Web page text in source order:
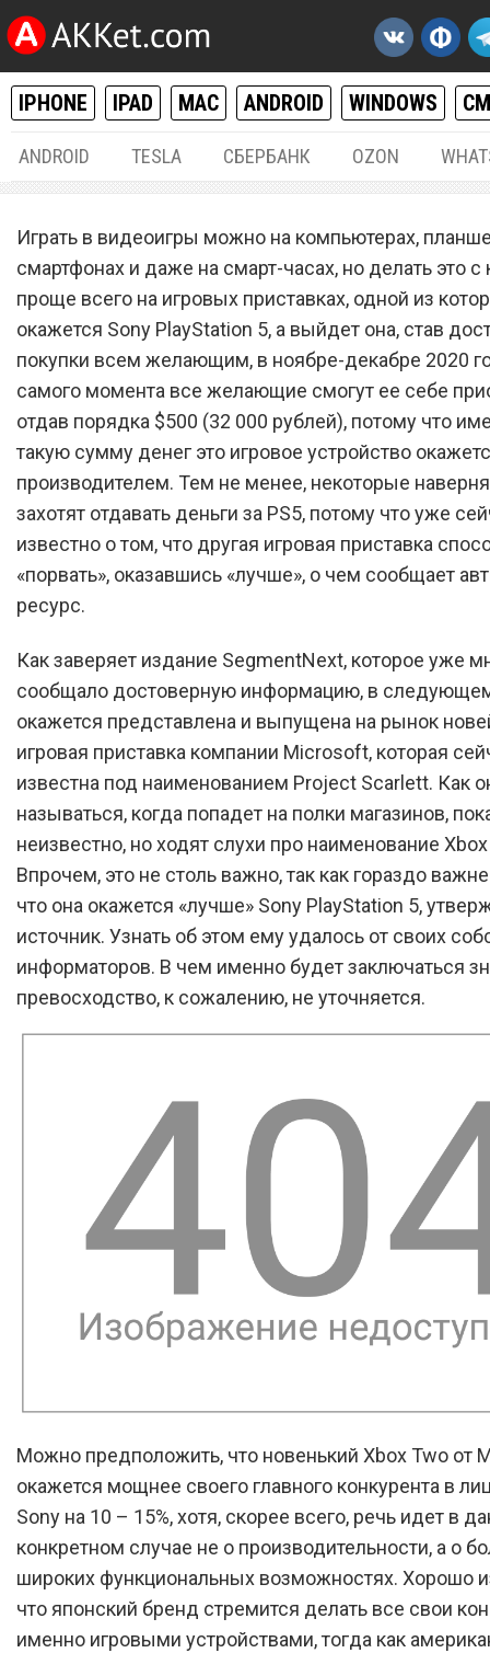
IPHONE IPAD MAC ANDROID WINDOWS
ANDROID TESLA СБЕРБАНК OZON
Новая игровая приставка
«порвала» Sony
Играть в видеоигры можно на компьютерах,
смартфонах и даже на смарт-часах, но делать это
проще всего на игровых приставках, одной из
окажется Sony PlayStation 5, а выйдет она, став
покупки всем желающим, в ноябре-декабре 2020
самого момента все желающие смогут ее себе
отдав порядка $500 (32 000 рублей), потому что
такую сумму денег это игровое устройство
производителем. Тем не менее, некоторые
захотят отдавать деньги за PS5, потому что уже
известно о том, что другая игровая приставка
«порвать», оказавшись «лучше», о чем сообщает
ресурс.
Как заверяет издание SegmentNext, которое уже
сообщало достоверную информацию, в
окажется представлена и выпущена на рынок
игровая приставка компании Microsoft, которая
известна под наименованием Project Scarlett. Как
называться, когда попадет на полки магазинов,
неизвестно, но ходят слухи про наименование
Впрочем, это не столь важно, так как гораздо
что она окажется «лучше» Sony PlayStation 5,
источник. Узнать об этом ему удалось от своих
информаторов. В чем именно будет заключаться
превосходство, к сожалению, не уточняется.
Можно предположить, что новенький Xbox Two от
окажется мощнее своего главного конкурента в
Sony на 10 – 15%, хотя, скорее всего, речь идет в
конкретном случае не о производительности, а о
широких функциональных возможностях. Хорошо
что японский бренд стремится делать все свои
именно игровыми устройствами, тогда как